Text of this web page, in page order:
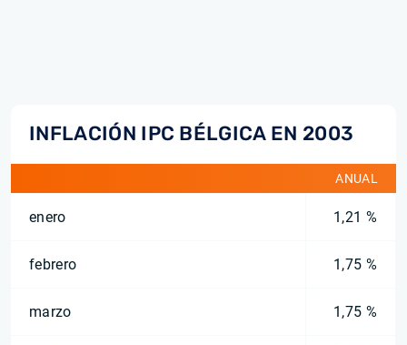
INFLACIÓN IPC BÉLGICA EN 2003
ANUAL
enero 1,21 %
febrero 1,75 %
marzo 1,75 %